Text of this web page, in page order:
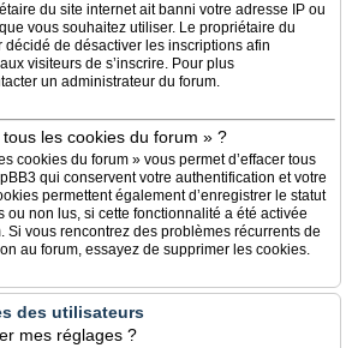
du site internet ait banni votre adresse IP ou
vous souhaitez utiliser. Le propriétaire du
de désactiver les inscriptions afin
visiteurs de s’inscrire. Pour plus
un administrateur du forum.
les cookies du forum » ?
cookies du forum » vous permet d’effacer tous
qui conservent votre authentification et votre
permettent également d’enregistrer le statut
ou non lus, si cette fonctionnalité a été activée
Si vous rencontrez des problèmes récurrents de
au forum, essayez de supprimer les cookies.
des utilisateurs
mes réglages ?